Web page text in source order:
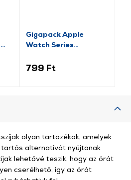
Gigapack Apple
Watch Series
fekete/rozéarany (GP-
799 Ft
olyan tartozékok, amelyek
tartós alternatívát nyújtanak
lehetővé teszik, hogy az órát
cserélhető, így az órát